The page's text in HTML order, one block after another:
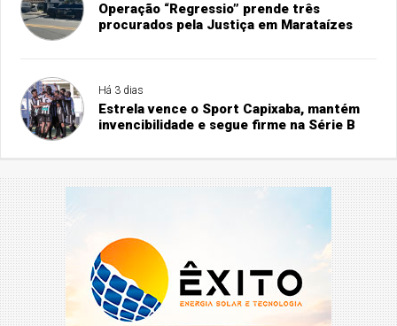
Operação “Regressio” prende três
procurados pela Justiça em Marataízes
Há 3 dias
Estrela vence o Sport Capixaba, mantém
invencibilidade e segue firme na Série B